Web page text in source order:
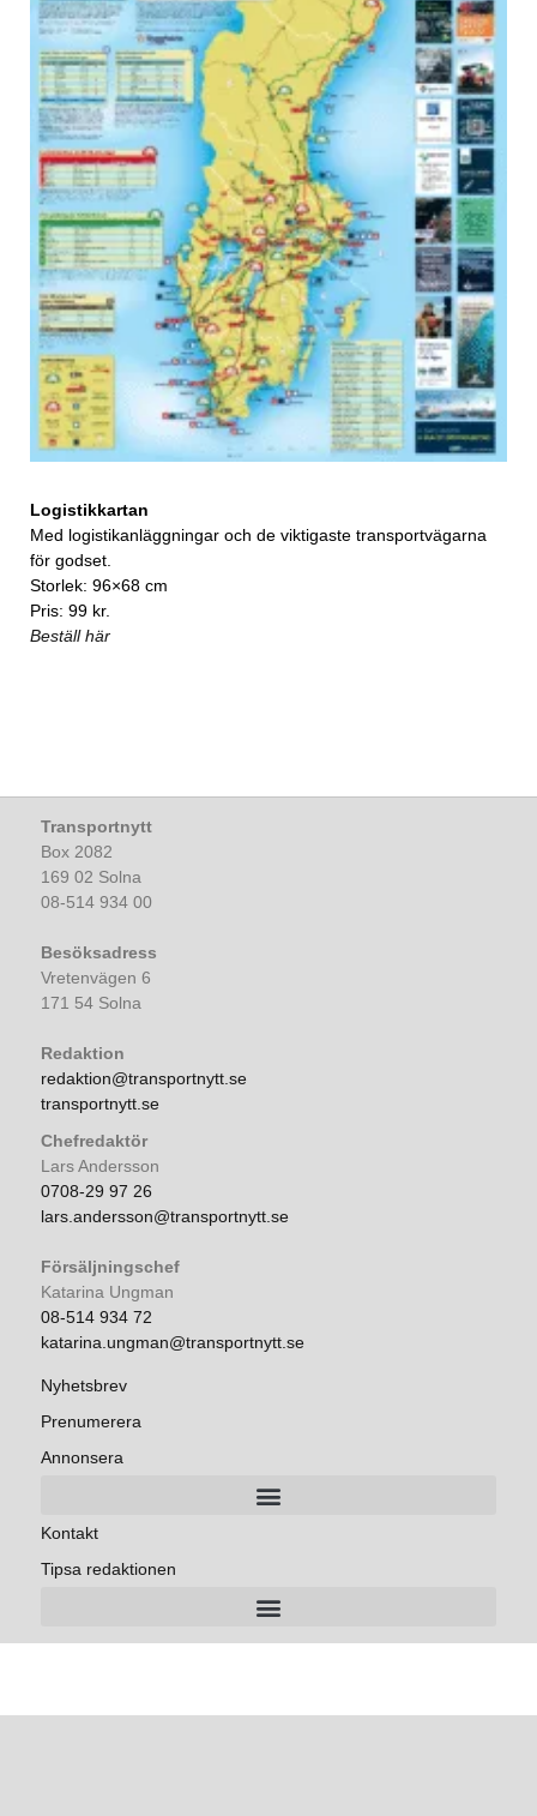
Logistikkartan
Med logistikanläggningar och de viktigaste transportvägarna
för godset.
Storlek: 96×68 cm
Pris: 99 kr.
Beställ här
Transportnytt
Box 2082
169 02 Solna
08-514 934 00
Besöksadress
Vretenvägen 6
171 54 Solna
Redaktion
redaktion@transportnytt.se
transportnytt.se
Chefredaktör
Lars Andersson
0708-29 97 26
lars.andersson@transportnytt.se
Försäljningschef
Katarina Ungman
08-514 934 72
katarina.ungman@transportnytt.se
Nyhetsbrev
Prenumerera
Annonsera
Kontakt
Tipsa redaktionen